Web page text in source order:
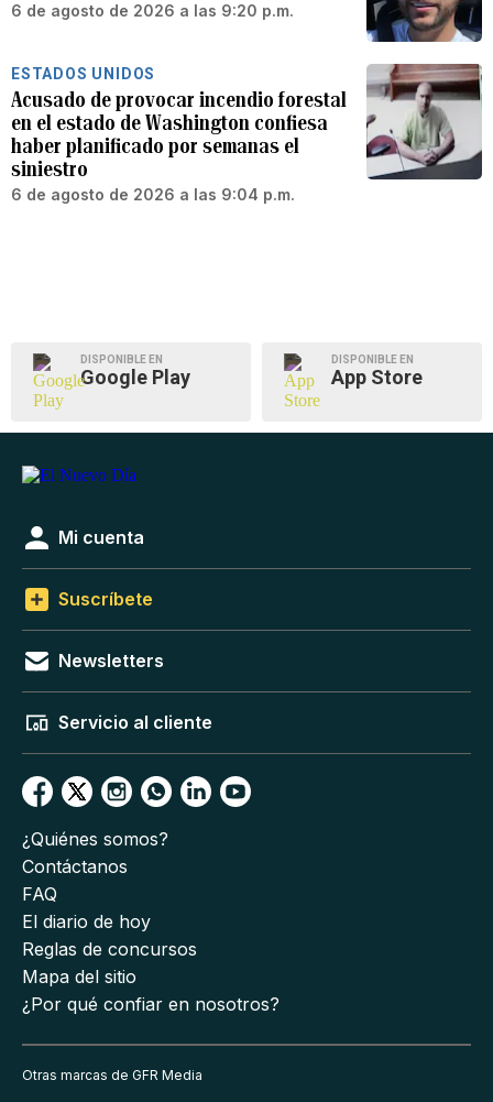
6 de agosto de 2026 a las 9:20 p.m.
ESTADOS UNIDOS
Acusado de provocar incendio forestal
en el estado de Washington confiesa
haber planificado por semanas el
siniestro
6 de agosto de 2026 a las 9:04 p.m.
DISPONIBLE EN
Google Play
DISPONIBLE EN
App Store
Mi cuenta
Suscríbete
Newsletters
Servicio al cliente
¿Quiénes somos?
Contáctanos
FAQ
El diario de hoy
Reglas de concursos
Mapa del sitio
¿Por qué confiar en nosotros?
Otras marcas de GFR Media